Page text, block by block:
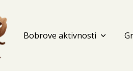
Bobrove aktivnosti expand_more